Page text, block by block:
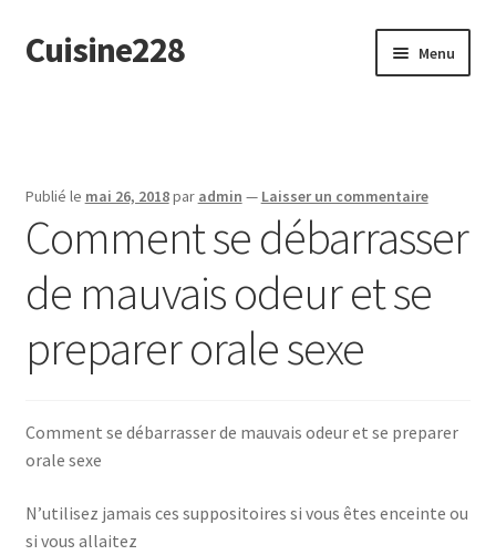
Aller
à
Aller
au
Cuisine228 Menu
Publié le mai 26, 2018par admin — Laisser un commentaire
Comment se débarrasser
de mauvais odeur et se
preparer orale sexe
Comment se débarrasser de mauvais odeur et se preparer
orale sexe
N’utilisez jamais ces suppositoires si vous êtes enceinte ou
si vous allaitez